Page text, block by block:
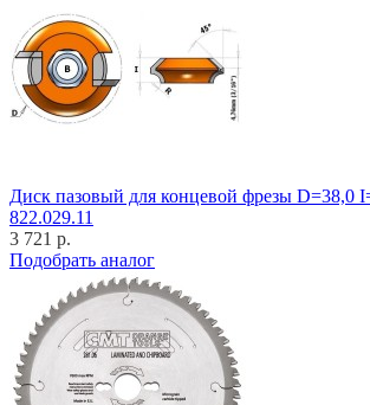
Диск пазовый для концевой фрезы D=38,0
822.029.11
3 721 р.
Подобрать аналог